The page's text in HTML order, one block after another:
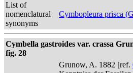
List of
nomenclatural
synonyms
Cymbopleura prisca
Cymbella gastroides var. crassa
fig. 28
Grunow, A. 1882 [ref.